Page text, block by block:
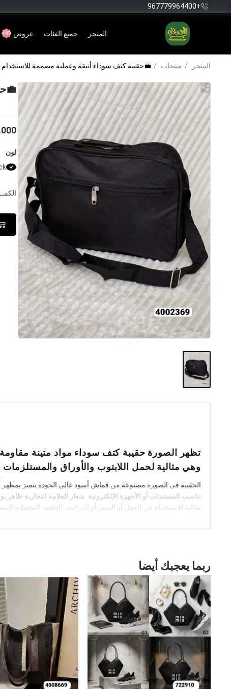
+967779964400
المتجر جميع الفئات عروض 99+
المتجر منتجات 💼حقيبة كتف سوداء أنيقة وعملية مصممة للاستخدام
لون
تظهر الصورة حقيبة كتف سوداء مواد متينة
وهي مثالية لحمل اللابتوب والأوراق والمستلزمات
الحقيبة في الصورة مصنوعة من قماش أسود عالي الجودة يتميز بمظهر
تناسب المستندات أو الأجهزة الإلكترونية. شعار العلامة التجارية
مثالية للاستخدام في العمل أو السفر أو الدراسة. الخلفية المخملية
ربما يعجبك أيضا